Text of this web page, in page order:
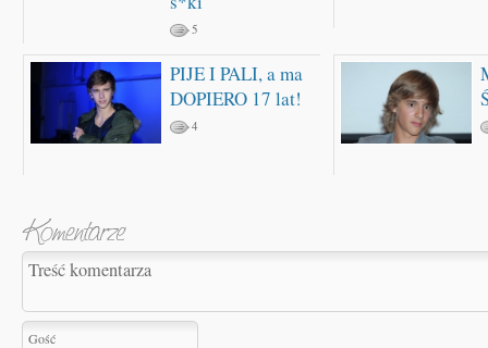
5
PIJE I PALI, a ma
DOPIERO 17 lat!
4